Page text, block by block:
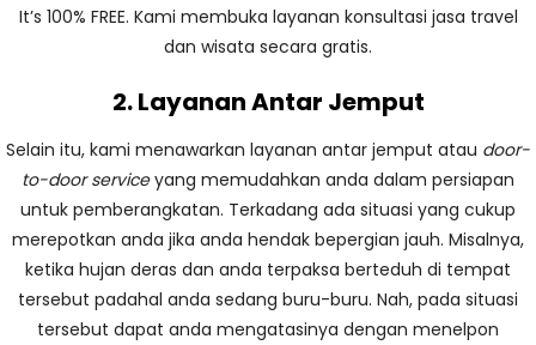
It’s 100% FREE. Kami membuka layanan konsultasi jasa travel
dan wisata secara gratis.
2. Layanan Antar Jemput
Selain itu, kami menawarkan layanan antar jemput atau door-
to-door serviceyang memudahkan anda dalam persiapan
untuk pemberangkatan. Terkadang ada situasi yang cukup
merepotkan anda jika anda hendak bepergian jauh. Misalnya,
ketika hujan deras dan anda terpaksa berteduh di tempat
tersebut padahal anda sedang buru-buru. Nah, pada situasi
tersebut dapat anda mengatasinya dengan menelpon